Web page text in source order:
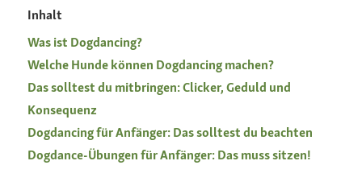
Inhalt
Was ist Dogdancing?
Welche Hunde können Dogdancing machen?
Das solltest du mitbringen: Clicker, Geduld und
Konsequenz
Dogdancing für Anfänger: Das solltest du beachten
Dogdance-Übungen für Anfänger: Das muss sitzen!